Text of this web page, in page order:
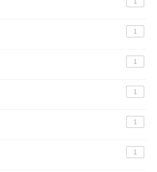
1
1
1
1
1